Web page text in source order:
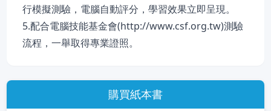
行模擬測驗，電腦自動評分，學習效果立即呈現。
5.配合電腦技能基金會(http://www.csf.org.tw)測驗
流程，一舉取得專業證照。
購買紙本書